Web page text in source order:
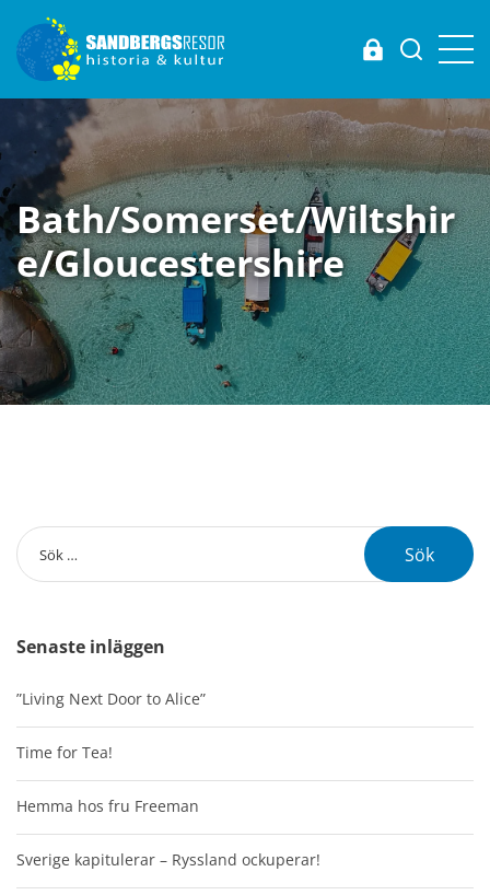
Login
Bath/Somerset/Wiltshir
e/Gloucestershire
Senaste inläggen
”Living Next Door to Alice”
Time for Tea!
Hemma hos fru Freeman
Sverige kapitulerar – Ryssland ockuperar!